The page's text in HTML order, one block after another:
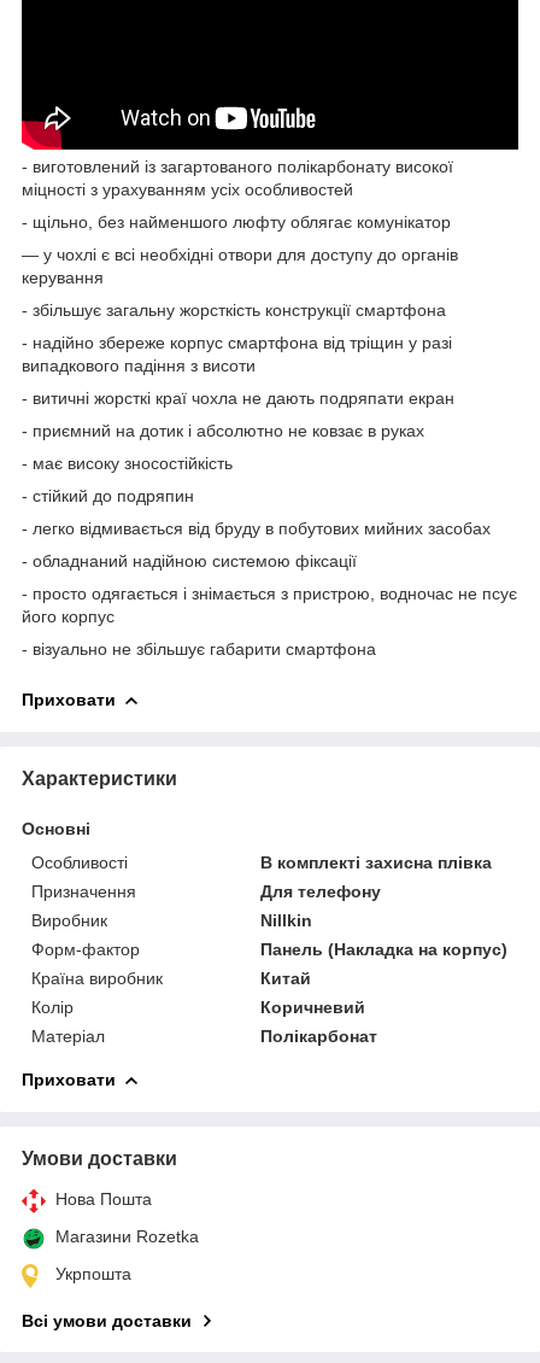
- виготовлений із загартованого полікарбонату високої
міцності з урахуванням усіх особливостей
- щільно, без найменшого люфту облягає комунікатор
— у чохлі є всі необхідні отвори для доступу до органів
керування
- збільшує загальну жорсткість конструкції смартфона
- надійно збереже корпус смартфона від тріщин у разі
випадкового падіння з висоти
- витичні жорсткі краї чохла не дають подряпати екран
- приємний на дотик і абсолютно не ковзає в руках
- має високу зносостійкість
- стійкий до подряпин
- легко відмивається від бруду в побутових мийних засобах
- обладнаний надійною системою фіксації
- просто одягається і знімається з пристрою, водночас не псує
його корпус
- візуально не збільшує габарити смартфона
Приховати
Характеристики
Основні
Особливості
В комплекті захисна плівка
Призначення
Для телефону
Виробник
Nillkin
Форм-фактор
Панель (Накладка на корпус)
Країна виробник
Китай
Колір
Коричневий
Матеріал
Полікарбонат
Приховати
Умови доставки
Нова Пошта
Магазини Rozetka
Укрпошта
Всі умови доставки